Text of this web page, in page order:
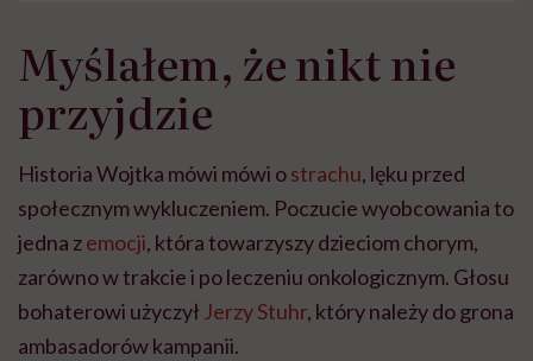
Myślałem, że nikt nie
przyjdzie
Historia Wojtka mówi mówi ostrachu, lęku przed
społecznym wykluczeniem. Poczucie wyobcowania to
jedna zemocji, która towarzyszy dzieciom chorym,
zarówno w trakcie i po leczeniu onkologicznym. Głosu
bohaterowi użyczył Jerzy Stuhr, który należy do grona
ambasadorów kampanii.